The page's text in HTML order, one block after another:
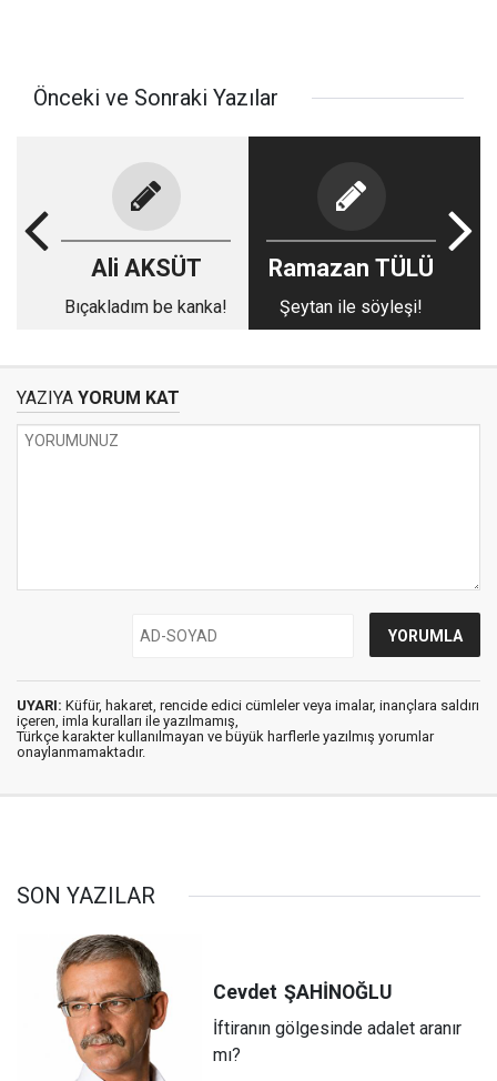
Önceki ve Sonraki Yazılar
Ali AKSÜT
Bıçakladım be kanka!
Ramazan TÜLÜ
Şeytan ile söyleşi!
YAZIYA YORUM KAT
UYARI: Küfür, hakaret, rencide edici cümleler veya imalar, inançlara saldırı
içeren, imla kuralları ile yazılmamış,
Türkçe karakter kullanılmayan ve büyük harflerle yazılmış yorumlar
onaylanmamaktadır.
SON YAZILAR
Cevdet ŞAHİNOĞLU
İftiranın gölgesinde adalet aranır
mı?